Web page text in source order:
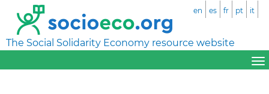
The Social Solidarity Economy resource website
en es fr pt it